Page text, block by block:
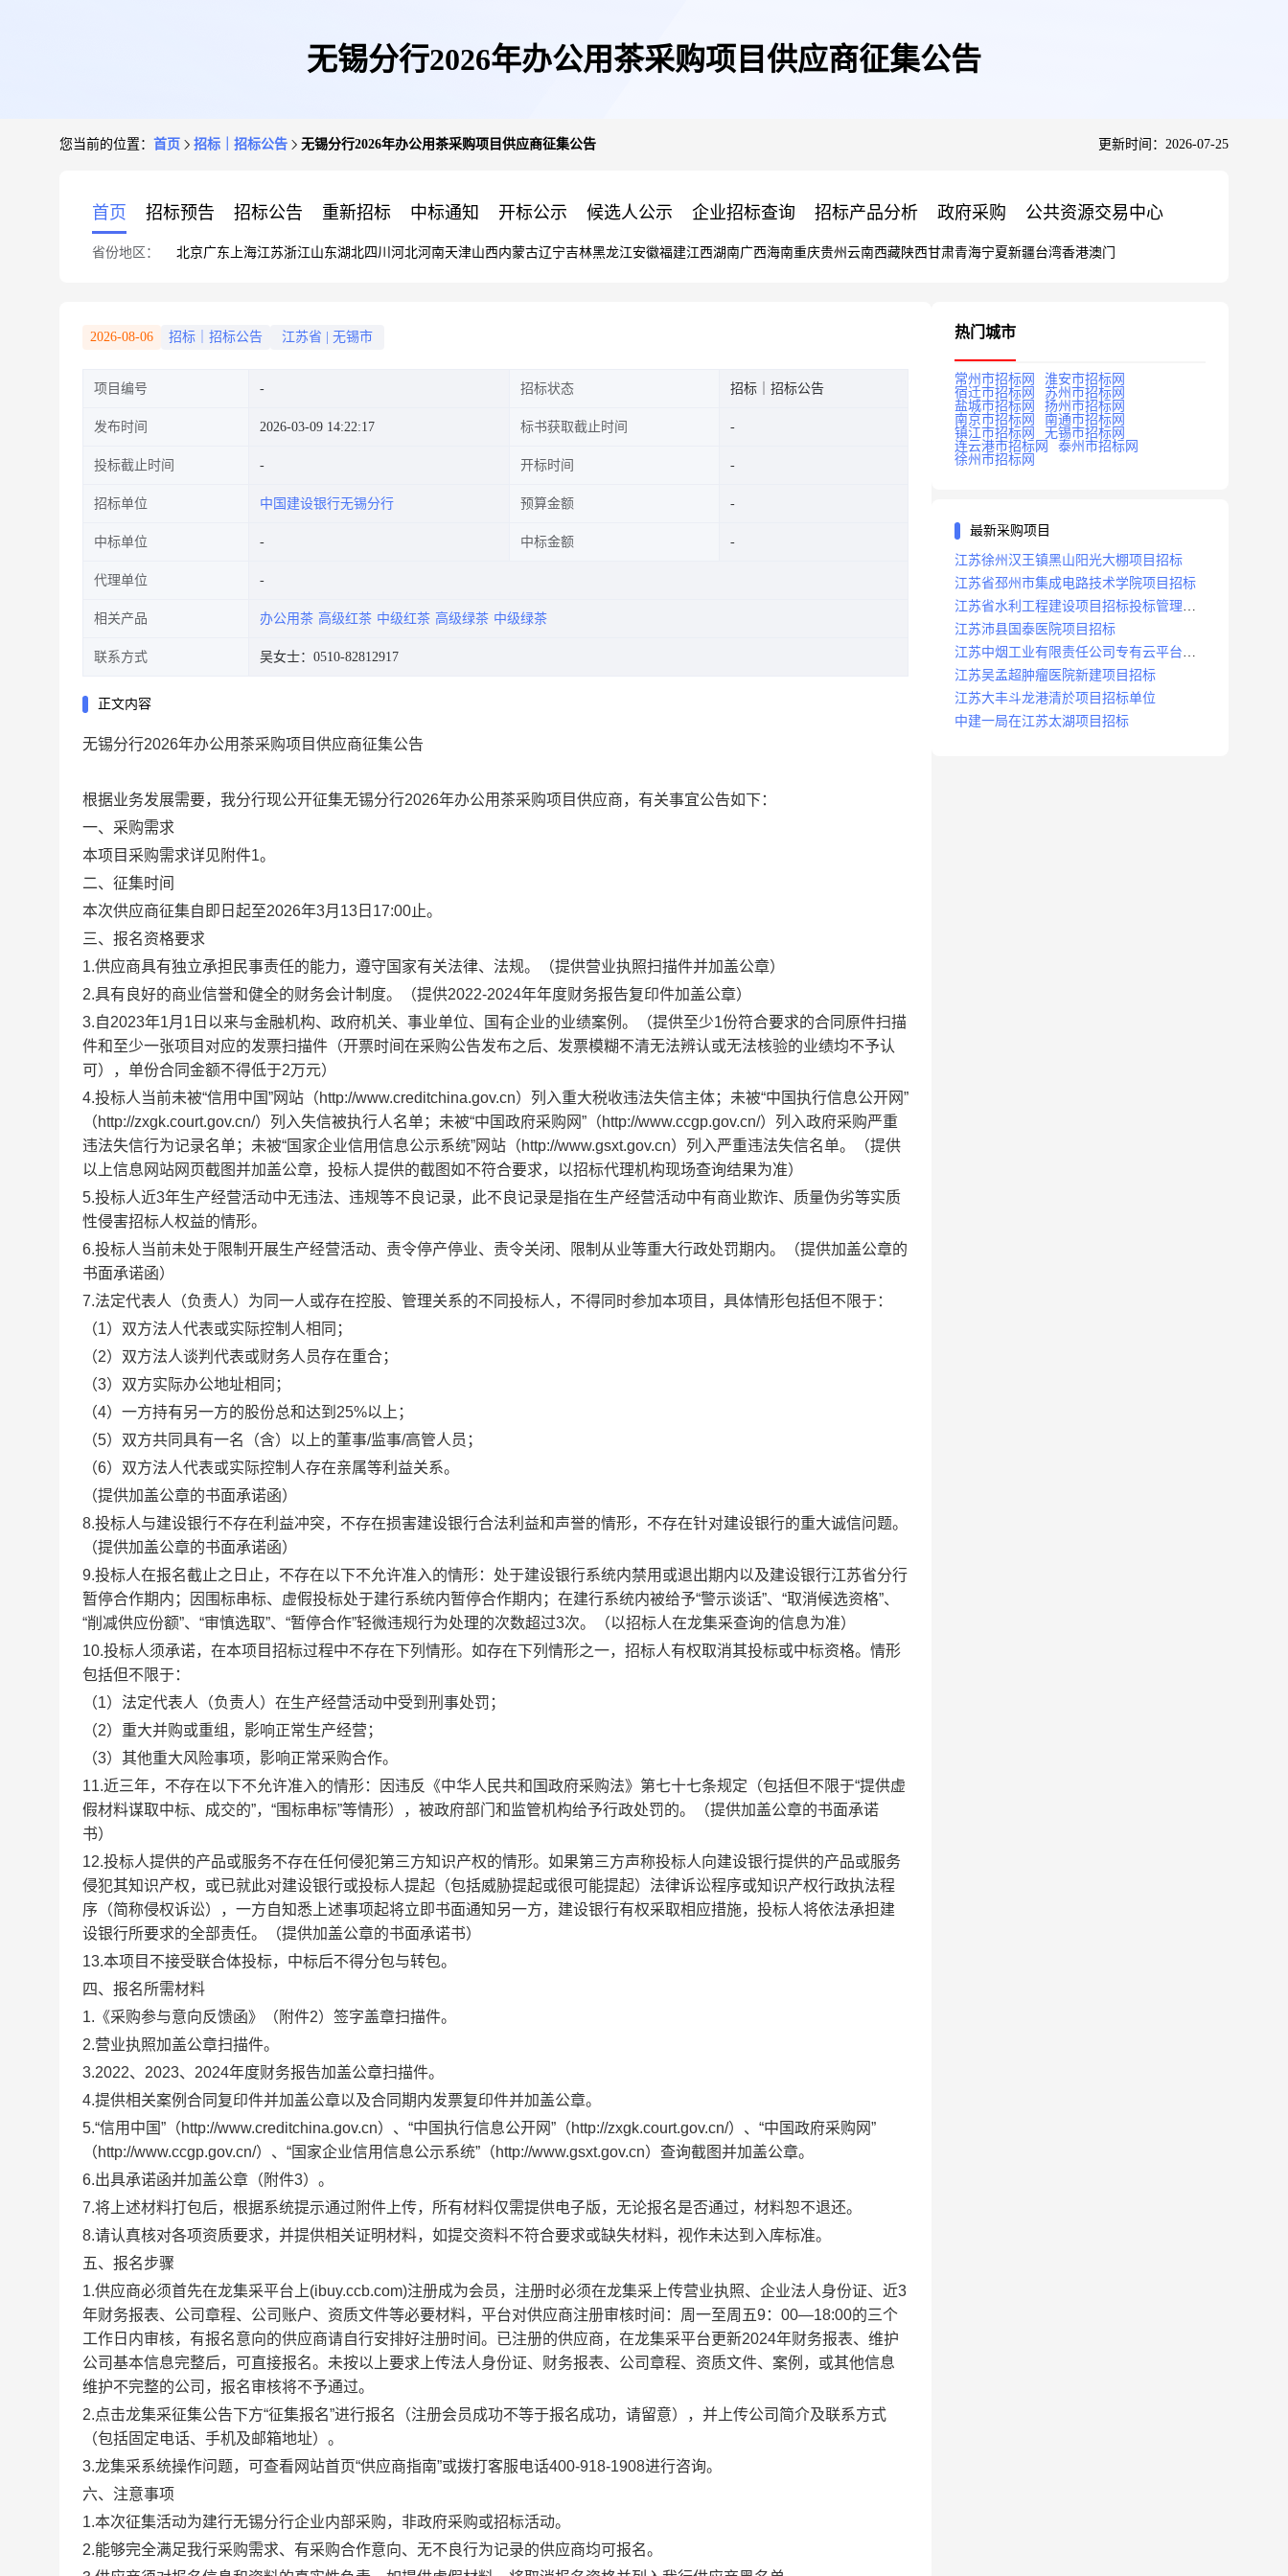
无锡分行2026年办公用茶采购项目供应商征集公告
您当前的位置： 首页 招标｜招标公告 无锡分行2026年办公用茶采购项目供应商征集公告 更新时间：2026-07-25
首页 招标预告 招标公告 重新招标 中标通知 开标公示 候选人公示 企业招标查询 招标产品分析 政府采购 公共资源交易中心
省份地区： 北京广东 上海江苏浙江山东湖北四川 河北河南天津山西内蒙古辽宁吉林黑龙江安徽福建江西湖南广西海南重庆贵州 云南西藏陕西甘肃青海宁夏新疆台湾香港澳门
2026-08-06 招标｜招标公告 江苏省 无锡市
项目编号 招标状态 招标｜招标公告
发布时间 2026-03-09 14:22:17 标书获取截止时间
投标截止时间 开标时间
招标单位 中国建设银行无锡分行 预算金额
中标单位 中标金额
代理单位
相关产品 办公用茶 高级红茶 中级红茶 高级绿茶 中级绿茶
联系方式 吴女士：0510-82812917
正文内容
无锡分行2026年办公用茶采购项目供应商征集公告
根据业务发展需要，我分行现公开征集无锡分行2026年办公用茶采购项目供应商，有关事宜公告如下：
一、采购需求
本项目采购需求详见附件1。
二、征集时间
本次供应商征集自即日起至2026年3月 13 日 17:00止。
三、报名资格要求
1.供应商具有独立承担民事责任的能力，遵守国家有关法律、法规。
（提供营业执照扫描件并加盖公章）
2.具有良好的商业信誉和健全的财务会计制度。
（提供2022-2024年年度财务报告复印件加盖公章）
3.自2023年1月1日以来与金融机构、政府机关、事业单位、国有企业的业绩案例。
（提供至少1份符合要求的合同原件扫描
件和至少一张项目对应的发票扫描件（开票时间在采购公告发布之后、发票模糊不清无法辨认或无法核验的业绩均不予认
可），单份合同金额不得低于2万元）
4.投标人当前未被“信用中国”网站（http://www.creditchina.gov.cn）列入重大税收违法失信主体；未被“中国执行信息公开网”
（http://zxgk.court.gov.cn/）列入失信被执行人名单；未被“中国政府采购网”（http://www.ccgp.gov.cn/）列入政府采购严重
违法失信行为记录名单；未被“国家企业信用信息公示系统”网站（http://www.gsxt.gov.cn）列入严重违法失信名单。
（提供
以上信息网站网页截图并加盖公章，投标人提供的截图如不符合要求，以招标代理机构现场查询结果为准）
5.投标人近3年生产经营活动中无违法、违规等不良记录，此不良记录是指在生产经营活动中有商业欺诈、质量伪劣等实质
性侵害招标人权益的情形。
6.投标人当前未处于限制开展生产经营活动、责令停产停业、责令关闭、限制从业等重大行政处罚期内。
（提供加盖公章的
书面承诺函）
7.法定代表人（负责人）为同一人或存在控股、管理关系的不同投标人，不得同时参加本项目，具体情形包括但不限于：
（1）双方法人代表或实际控制人相同；
（2）双方法人谈判代表或财务人员存在重合；
（3）双方实际办公地址相同；
（4）一方持有另一方的股份总和达到25%以上；
（5）双方共同具有一名（含）以上的董事/监事/高管人员；
（6）双方法人代表或实际控制人存在亲属等利益关系。
（提供加盖公章的书面承诺函）
8.投标人与建设银行不存在利益冲突，不存在损害建设银行合法利益和声誉的情形，不存在针对建设银行的重大诚信问题。
（提供加盖公章的书面承诺函）
9.投标人在报名截止之日止，不存在以下不允许准入的情形：处于建设银行系统内禁用或退出期内以及建设银行江苏省分行
暂停合作期内；因围标串标、虚假投标处于建行系统内暂停合作期内；在建行系统内被给予“警示谈话”、“取消候选资格”、
“削减供应份额”、“审慎选取”、“暂停合作”轻微违规行为处理的次数超过3次。
（以招标人在龙集采查询的信息为准）
10.投标人须承诺，在本项目招标过程中不存在下列情形。如存在下列情形之一，招标人有权取消其投标或中标资格。情形
包括但不限于：
（1）法定代表人（负责人）在生产经营活动中受到刑事处罚；
（2）重大并购或重组，影响正常生产经营；
（3）其他重大风险事项，影响正常采购合作。
11.近三年，不存在以下不允许准入的情形：因违反《中华人民共和国政府采购法》第七十七条规定（包括但不限于“提供虚
假材料谋取中标、成交的”，“围标串标”等情形），被政府部门和监管机构给予行政处罚的。
（提供加盖公章的书面承诺
书）
12.投标人提供的产品或服务不存在任何侵犯第三方知识产权的情形。如果第三方声称投标人向建设银行提供的产品或服务
侵犯其知识产权，或已就此对建设银行或投标人提起（包括威胁提起或很可能提起）法律诉讼程序或知识产权行政执法程
序（简称侵权诉讼），一方自知悉上述事项起将立即书面通知另一方，建设银行有权采取相应措施，投标人将依法承担建
设银行所要求的全部责任。
（提供加盖公章的书面承诺书）
13.本项目不接受联合体投标，中标后不得分包与转包。
四、报名所需材料
1.《采购参与意向反馈函》（附件2）签字盖章扫描件。
2.营业执照加盖公章扫描件。
3.2022、2023、2024年度财务报告加盖公章扫描件。
4.提供相关案例 合同复印件并加盖公章以及合同期内发票复印件并加盖公章。
5.“信用中国”（http://www.creditchina.gov.cn）、“中国执行信息公开网”（http://zxgk.court.gov.cn/）、“中国政府采购网”
（http://www.ccgp.gov.cn/）、“国家企业信用信息公示系统”（http://www.gsxt.gov.cn）查询截图并加盖公章。
6.出具承诺函并加盖公章（附件3）。
7.将上述材料打包后，根据系统提示通过附件上传， 所有材料仅需提供电子版，无论报名是否通过，材料恕不退还。
8.请认真核对各项资质要求，并提供相关证明材料， 如提交资料不符合要求或缺失材料，视作未达到入库标准。
五、报名步骤
1.供应商必须首先在龙集采平台上(ibuy.ccb.com)注册成为会员， 注册时必须在龙集采上传营业执照、企业法人身份证、近3
年财务报表、公司章程、公司账户、资质文件等必要材料， 平台对供应商注册审核时间：周一至周五9：00—18:00的三个
工作日内审核，有报名意向的供应商请自行安排好注册时间。
已注册的供应商，在龙集采平台更新2024年财务报表、维护
公司基本信息完整后， 可直接报名。 未按以上要求上传法人身份证、财务报表、公司章程、资质文件、案例，或其他信息
维护不完整的公司，报名审核将不予通过。
2.点击龙集采征集公告下方“征集报名”进行报名
（注册会员成功不等于报名成功，请留意） ， 并上传公司简介及联系方式
（包括固定电话、手机及邮箱地址）。
3.龙集采系统操作问题，可查看网站首页“供应商指南”或拨打客服电话400-918-1908进行咨询。
六、注意事项
1.本次征集活动为建行无锡分行企业内部采购，非政府采购或招标活动。
2.能够完全满足我行采购需求、有采购合作意向、无不良行为记录的供应商均可报名。
热门城市
常州市招标网
淮安市招标网
宿迁市招标网
苏州市招标网
盐城市招标网
扬州市招标网
南京市招标网
南通市招标网
镇江市招标网
无锡市招标网
连云港市招标网
泰州市招标网
徐州市招标网
最新采购项目
江苏徐州汉王镇黑山阳光大棚项目招标
江苏省邳州市集成电路技术学院项目招标
江苏省水利工程建设项目招标投标管理办
法
江苏沛县国泰医院项目招标
江苏中烟工业有限责任公司专有云平台扩
容项目招标
江苏吴孟超肿瘤医院新建项目招标
江苏大丰斗龙港清於项目招标单位
中建一局在江苏太湖项目招标